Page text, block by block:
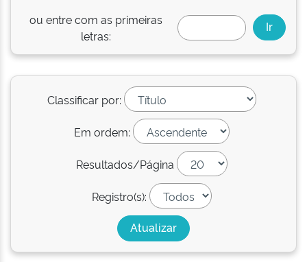
ou entre com as primeiras
letras:
Classificar por:
Em ordem:
Resultados/Página
Registro(s):